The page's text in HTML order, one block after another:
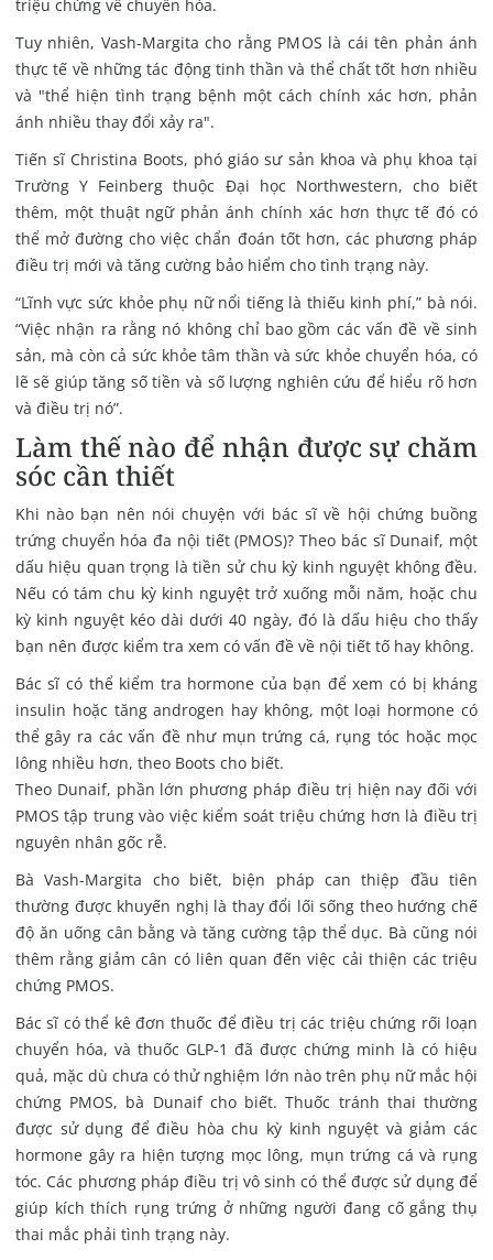
triệu chứng về chuyển hóa.
Tuy nhiên, Vash-Margita cho rằng PMOS là cái tên phản ánh
thực tế về những tác động tinh thần và thể chất tốt hơn nhiều
và "thể hiện tình trạng bệnh một cách chính xác hơn, phản
ánh nhiều thay đổi xảy ra".
Tiến sĩ Christina Boots, phó giáo sư sản khoa và phụ khoa tại
Trường Y Feinberg thuộc Đại học Northwestern, cho biết
thêm, một thuật ngữ phản ánh chính xác hơn thực tế đó có
thể mở đường cho việc chẩn đoán tốt hơn, các phương pháp
điều trị mới và tăng cường bảo hiểm cho tình trạng này.
“Lĩnh vực sức khỏe phụ nữ nổi tiếng là thiếu kinh phí,” bà nói.
“Việc nhận ra rằng nó không chỉ bao gồm các vấn đề về sinh
sản, mà còn cả sức khỏe tâm thần và sức khỏe chuyển hóa, có
lẽ sẽ giúptăng số tiền và số lượng nghiên cứu để hiểu rõ hơn
và điều trị nó”.
Làm thế nào để nhận được sự chăm
sóc cần thiết
Khi nào bạn nên nói chuyện với bác sĩ về hội chứng buồng
trứng chuyển hóa đa nội tiết (PMOS)? Theo bác sĩ Dunaif, một
dấu hiệu quan trọng là tiền sử chu kỳ kinh nguyệt không đều.
Nếu có tám chu kỳ kinh nguyệt trở xuống mỗi năm, hoặc chu
kỳ kinh nguyệt kéo dài dưới 40 ngày, đó là dấu hiệu cho thấy
bạn nên được kiểm tra xem có vấn đề về nội tiết tố hay không.
Bác sĩ có thể kiểm tra hormone của bạn để xem có bị kháng
insulin hoặc tăng androgen hay không, một loại hormone có
thể gây ra các vấn đề như mụn trứng cá, rụng tóc hoặc mọc
lông nhiều hơn, theo Boots cho biết.
Theo Dunaif, phần lớn phương pháp điều trị hiện nay đối với
PMOS tập trung vào việc kiểm soát triệu chứng hơn là điều trị
nguyên nhân gốc rễ.
Bà Vash-Margita cho biết, biện pháp can thiệp đầu tiên
thường được khuyến nghị là thay đổi lối sống theo hướng chế
độ ăn uống cân bằng và tăng cường tập thể dục. Bà cũng nói
thêm rằng giảm cân có liên quan đến việc cải thiện các triệu
chứng PMOS.
Bác sĩ có thể kê đơn thuốc để điều trị các triệu chứng rối loạn
chuyển hóa, và thuốc GLP-1 đã được chứng minh là có hiệu
quả, mặc dù chưa có thử nghiệm lớn nào trên phụ nữ mắc hội
chứng PMOS, bà Dunaif cho biết. Thuốc tránh thai thường
được sử dụng để điều hòa chu kỳ kinh nguyệt và giảm các
hormone gây ra hiện tượng mọc lông, mụn trứng cá và rụng
tóc. Các phương pháp điều trị vô sinh có thể được sử dụng để
giúp kích thích rụng trứng ở những người đang cố gắng thụ
thai mắc phải tình trạng này.